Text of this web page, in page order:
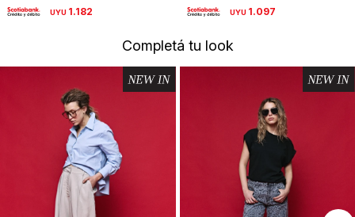
UYU 1.182 UYU 1.097
Completá tu look